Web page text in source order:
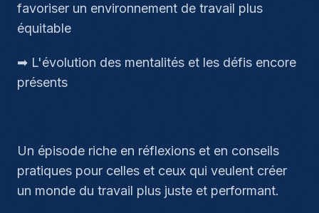
favoriser un environnement de travail plus
équitable
➡ L'évolution des mentalités et les défis encore
présents
Un épisode riche en réflexions et en conseils
pratiques pour celles et ceux qui veulent créer
un monde du travail plus juste et performant.